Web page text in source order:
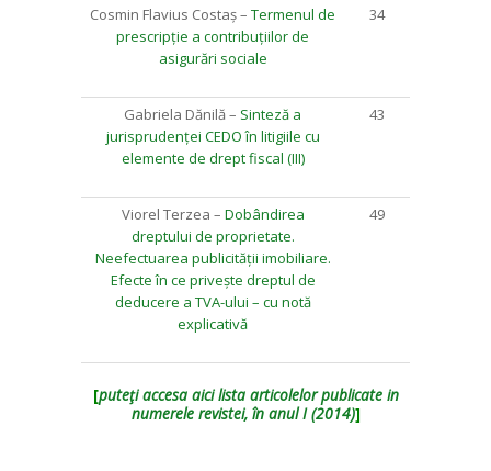
Cosmin Flavius Costaș – Termenul de
prescripție a contribuțiilor de
asigurări sociale
34
Gabriela Dănilă – Sinteză a
jurisprudenței CEDO în litigiile cu
elemente de drept fiscal (III)
43
Viorel Terzea – Dobândirea
dreptului de proprietate.
Neefectuarea publicității imobiliare.
Efecte în ce privește dreptul de
deducere a TVA-ului – cu notă
explicativă
49
[puteţi accesa aici lista articolelor publicate in
numerele revistei, în anul I (2014)]